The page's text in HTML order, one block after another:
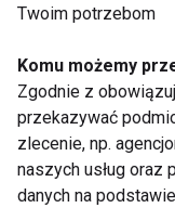
tylko starajmy się
Bardzo istotna
fizyczna – nawet
rekreacyjna jazda
przepływ krwi w
ich pracę –
Twoim potrzebom
Komu możemy
Zgodnie z
przekazywać
zlecenie, np.
naszych usług oraz
danych na